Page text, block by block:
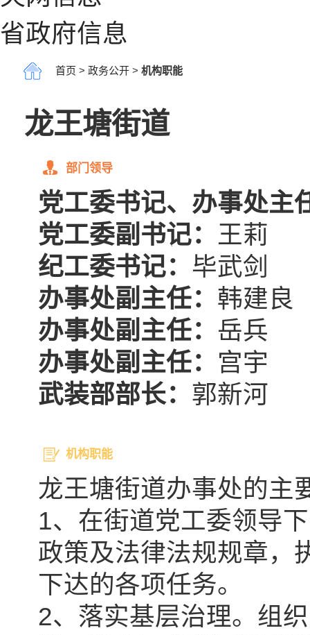
省政府信息
首页 > 政务公开> 机构职能
龙王塘街道
部门领导
党工委书记、办事处主
党工委副书记： 王莉
纪工委书记： 毕武剑
办事处副主任： 韩建良
办事处副主任： 岳兵
办事处副主任： 宫宇
武装部部长： 郭新河
机构职能
龙王塘街道办事处的主
1、在街道党工委领导
政策及法律法规规章，
下达的各项任务。
2、落实基层治理。组